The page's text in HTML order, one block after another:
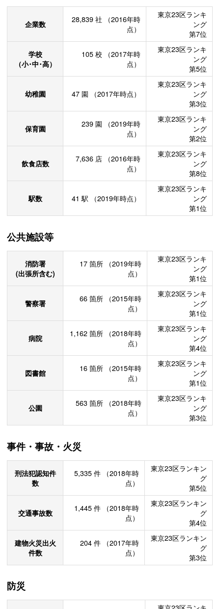
企業数 28,839 社
（2016年時
点）
東京23区ランキ
ング
第7位
学校
（小･中･高）
105 校
（2017年時
点）
東京23区ランキ
ング
第5位
幼稚園 47 園 （2017年時点）
東京23区ランキ
ング
第3位
保育園 239 園
（2019年時
点）
東京23区ランキ
ング
第2位
飲食店数 7,636 店
（2016年時
点）
東京23区ランキ
ング
第8位
駅数 41駅 （2019年時点）
東京23区ランキ
ング
第1位
公共施設等
消防署
(出張所含む)
17 箇所
（2019年時
点）
東京23区ランキ
ング
第1位
警察署 66 箇所
（2015年時
点）
東京23区ランキ
ング
第1位
病院 1,162 箇所
（2018年時
点）
東京23区ランキ
ング
第4位
図書館 16 箇所
（2015年時
点）
東京23区ランキ
ング
第1位
公園 563 箇所
（2018年時
点）
東京23区ランキ
ング
第3位
事件・事故・火災
刑法犯認知件
数
5,335 件
（2018年時
点）
東京23区ランキン
グ
第5位
交通事故数 1,445 件
（2018年時
点）
東京23区ランキン
グ
第4位
建物火災出火
件数
204 件
（2017年時
点）
東京23区ランキン
グ
第3位
防災